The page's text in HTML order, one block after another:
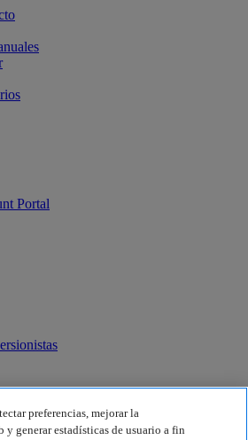
Portal
preferencias, mejorar la
y generar estadísticas de usuario a fin